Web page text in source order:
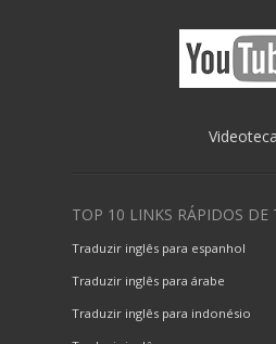
Videoteca
TOP 10 LINKS RÁPIDOS DE
Traduzir inglês para espanhol
Traduzir inglês para árabe
Traduzir inglês para indonésio